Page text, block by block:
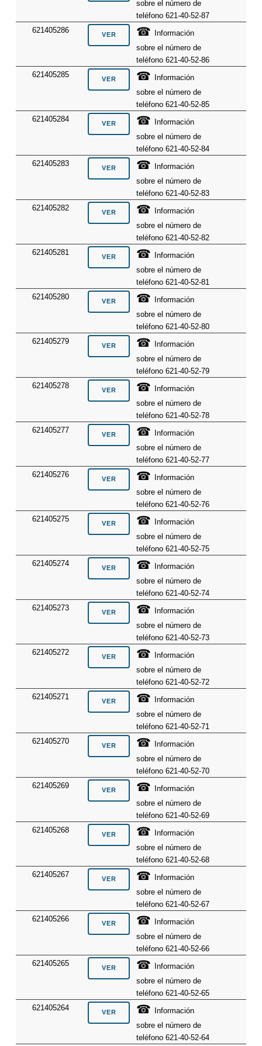
sobre el número de
teléfono 621-40-52-87
621405286
☎
Información
sobre el número de
teléfono 621-40-52-86
621405285
☎
Información
sobre el número de
teléfono 621-40-52-85
621405284
☎
Información
sobre el número de
teléfono 621-40-52-84
621405283
☎
Información
sobre el número de
teléfono 621-40-52-83
621405282
☎
Información
sobre el número de
teléfono 621-40-52-82
621405281
☎
Información
sobre el número de
teléfono 621-40-52-81
621405280
☎
Información
sobre el número de
teléfono 621-40-52-80
621405279
☎
Información
sobre el número de
teléfono 621-40-52-79
621405278
☎
Información
sobre el número de
teléfono 621-40-52-78
621405277
☎
Información
sobre el número de
teléfono 621-40-52-77
621405276
☎
Información
sobre el número de
teléfono 621-40-52-76
621405275
☎
Información
sobre el número de
teléfono 621-40-52-75
621405274
☎
Información
sobre el número de
teléfono 621-40-52-74
621405273
☎
Información
sobre el número de
teléfono 621-40-52-73
621405272
☎
Información
sobre el número de
teléfono 621-40-52-72
621405271
☎
Información
sobre el número de
teléfono 621-40-52-71
621405270
☎
Información
sobre el número de
teléfono 621-40-52-70
621405269
☎
Información
sobre el número de
teléfono 621-40-52-69
621405268
☎
Información
sobre el número de
teléfono 621-40-52-68
621405267
☎
Información
sobre el número de
teléfono 621-40-52-67
621405266
☎
Información
sobre el número de
teléfono 621-40-52-66
621405265
☎
Información
sobre el número de
teléfono 621-40-52-65
621405264
☎
Información
sobre el número de
teléfono 621-40-52-64